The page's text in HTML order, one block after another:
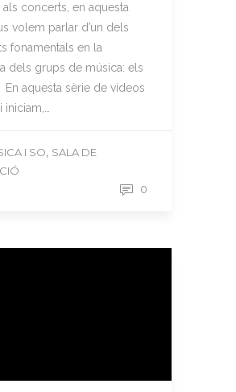
als concerts, en aquesta
volem parlar d’un dels
fonamentals en la
dels grups de música: els
En aquesta sèrie de vídeos
iniciam,…
I SO, SALA DE
0